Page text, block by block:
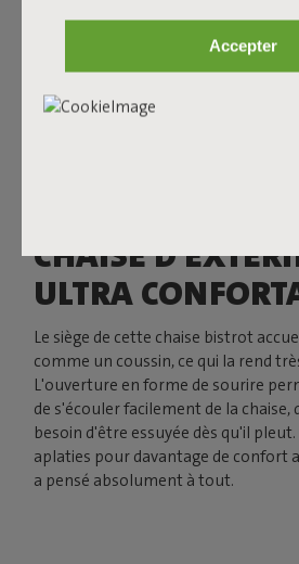
Accepter
CHAISE
ULTRA
Le siège de cette chaise bistrot
comme un coussin, ce qui la rend
L'ouverture en forme de sourire
de s'écouler facilement de la chaise,
besoin d'être essuyée dès qu'il
aplaties pour davantage de confort
a pensé absolument à tout.